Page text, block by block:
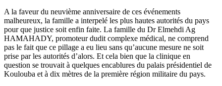
A la faveur du neuvième anniversaire de ces événements
malheureux, la famille a interpelé les plus hautes autorités du pays
pour que justice soit enfin faite. La famille du Dr Elmehdi Ag
HAMAHADY, promoteur dudit complexe médical, ne comprend
pas le fait que ce pillage a eu lieu sans qu’aucune mesure ne soit
prise par les autorités d’alors. Et cela bien que la clinique en
question se trouvait à quelques encablures du palais présidentiel de
Koulouba et à dix mètres de la première région militaire du pays.